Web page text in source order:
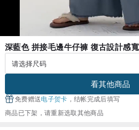
深藍色 拼接毛邊牛仔褲 復古設計感
看其他商品
免费赠送电子贺卡 ，结帐完成后填写
商品已下架，请重新选取其他商品